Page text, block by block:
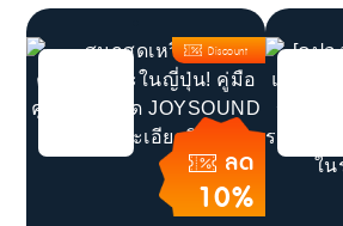
ลด
10%
Discount